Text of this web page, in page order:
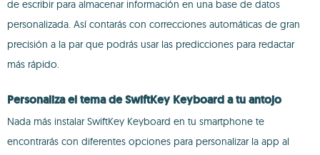
de escribir para almacenar información en una base de datos
personalizada. Así contarás con correcciones automáticas de gran
precisión a la par que podrás usar las predicciones para redactar
más rápido.
Personaliza el tema de SwiftKey Keyboard a tu antojo
Nada más instalar SwiftKey Keyboard en tu smartphone te
encontrarás con diferentes opciones para personalizar la app al